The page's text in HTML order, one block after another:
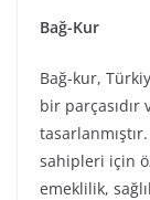
Bağ-Kur
Bağ-kur,
bir
sahipleri için
emeklilik,